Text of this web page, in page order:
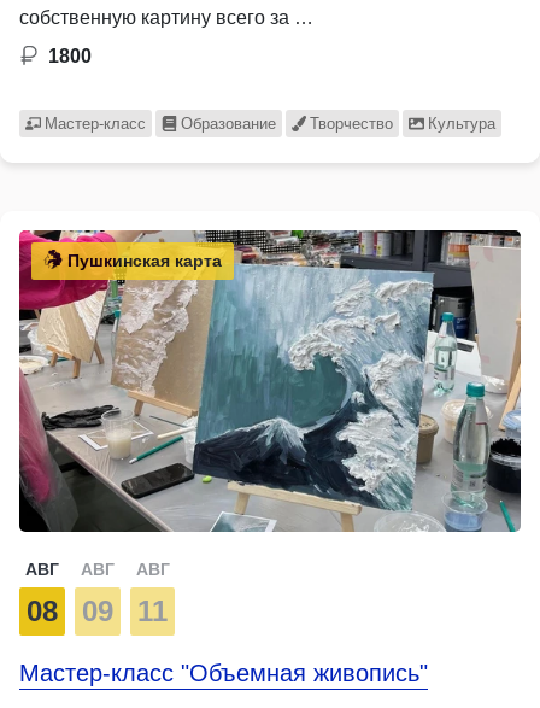
собственную картину всего за …
1800
Мастер-класс Образование Творчество Культура
Пушкинская карта
АВГ
08
АВГ
09
АВГ
11
Мастер-класс "Объемная живопись"